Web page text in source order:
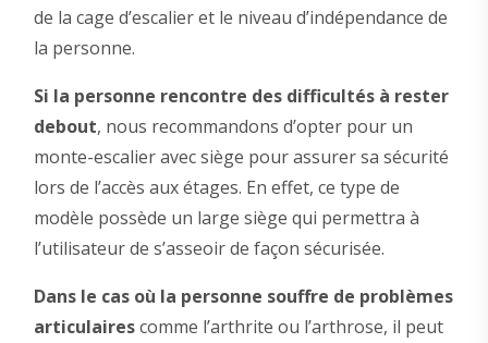
de la cage d’escalier et le niveau d’indépendance de
la personne.
Si la personne rencontre des difficultés à rester
debout, nous recommandons d’opter pour un
monte-escalier avec siège pour assurer sa sécurité
lors de l’accès aux étages. En effet, ce type de
modèle possède un large siège qui permettra à
l’utilisateur de s’asseoir de façon sécurisée.
Dans le cas où la personne souffre de problèmes
articulairescomme l’arthrite ou l’arthrose, il peut